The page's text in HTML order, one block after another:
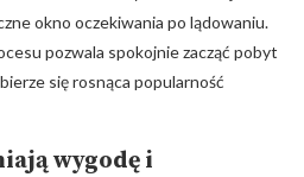
okno oczekiwania po lądowaniu.
pozwala spokojnie zacząć pobyt
się rosnąca popularność
wygodę i